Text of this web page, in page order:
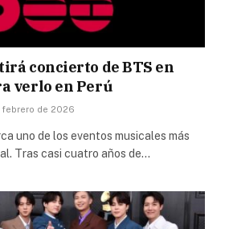
concierto de BTS en
verlo en Perú
febrero de 2026
uno de los eventos musicales más
Tras casi cuatro años de…